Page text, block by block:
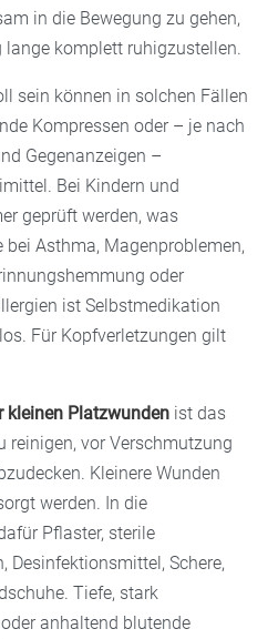
in die Bewegung zu gehen,
komplett ruhigzustellen.
sein können in solchen Fällen
Kompressen oder – je nach
Gegenanzeigen –
Bei Kindern und
geprüft werden, was
Asthma, Magenproblemen,
oder
ist Selbstmedikation
Für Kopfverletzungen gilt
kleinen Platzwunden ist das
reinigen, vor Verschmutzung
Kleinere Wunden
werden. In die
Pflaster, sterile
Desinfektionsmittel, Schere,
Tiefe, stark
anhaltend blutende